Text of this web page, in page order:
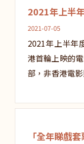
2021年上半
2021-07-05
2021年上半年
港首輪上映的
部，非香港電
「全年睇戲